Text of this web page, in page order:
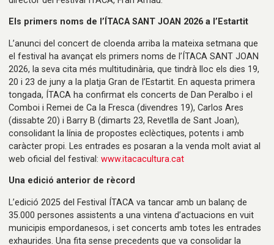
Els primers noms de l’ÍTACA SANT JOAN 2026 a l’Estartit
L’anunci del concert de cloenda arriba la mateixa setmana que
el festival ha avançat els primers noms de l’ÍTACA SANT JOAN
2026, la seva cita més multitudinària, que tindrà lloc els dies 19,
20 i 23 de juny a la platja Gran de l’Estartit. En aquesta primera
tongada, ÍTACA ha confirmat els concerts de Dan Peralbo i el
Comboi i Remei de Ca la Fresca (divendres 19), Carlos Ares
(dissabte 20) i Barry B (dimarts 23, Revetlla de Sant Joan),
consolidant la línia de propostes eclèctiques, potents i amb
caràcter propi. Les entrades es posaran a la venda molt aviat al
web oficial del festival:www.itacacultura.cat
Una edició anterior de rècord
L’edició 2025 del Festival ÍTACA va tancar amb un balanç de
35.000 persones assistents a una vintena d’actuacions en vuit
municipis empordanesos, i set concerts amb totes les entrades
exhaurides. Una fita sense precedents que va consolidar la